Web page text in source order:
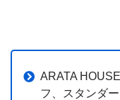
ARATA
フ、スタンダ